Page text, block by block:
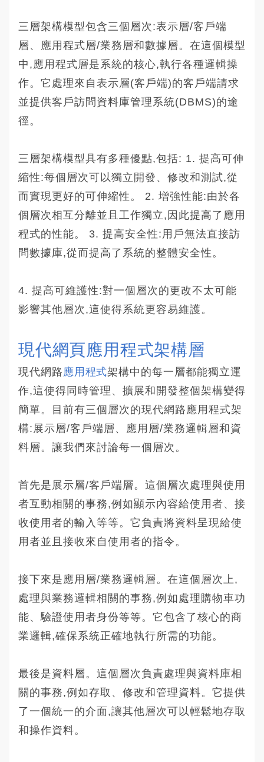
三層架構模型包含三個層次:表示層/客戶端
層、應用程式層/業務層和數據層。在這個模型
中,應用程式層是系統的核心,執行各種邏輯操
作。它處理來自表示層(客戶端)的客戶端請求
並提供客戶訪問資料庫管理系統(DBMS)的途
徑。
三層架構模型具有多種優點,包括: 1. 提高可伸
縮性:每個層次可以獨立開發、修改和測試,從
而實現更好的可伸縮性。 2. 增強性能:由於各
個層次相互分離並且工作獨立,因此提高了應用
程式的性能。 3. 提高安全性:用戶無法直接訪
問數據庫,從而提高了系統的整體安全性。
4. 提高可維護性:對一個層次的更改不太可能
影響其他層次,這使得系統更容易維護。
現代網頁應用程式架構層
現代網路 應用程式架構中的每一層都能獨立運
作,這使得同時管理、擴展和開發整個架構變得
簡單。目前有三個層次的現代網路應用程式架
構:展示層/客戶端層、應用層/業務邏輯層和資
料層。讓我們來討論每一個層次。
首先是展示層/客戶端層。這個層次處理與使用
者互動相關的事務,例如顯示內容給使用者、接
收使用者的輸入等等。它負責將資料呈現給使
用者並且接收來自使用者的指令。
接下來是應用層/業務邏輯層。在這個層次上,
處理與業務邏輯相關的事務,例如處理購物車功
能、驗證使用者身份等等。它包含了核心的商
業邏輯,確保系統正確地執行所需的功能。
最後是資料層。這個層次負責處理與資料庫相
關的事務,例如存取、修改和管理資料。它提供
了一個統一的介面,讓其他層次可以輕鬆地存取
和操作資料。